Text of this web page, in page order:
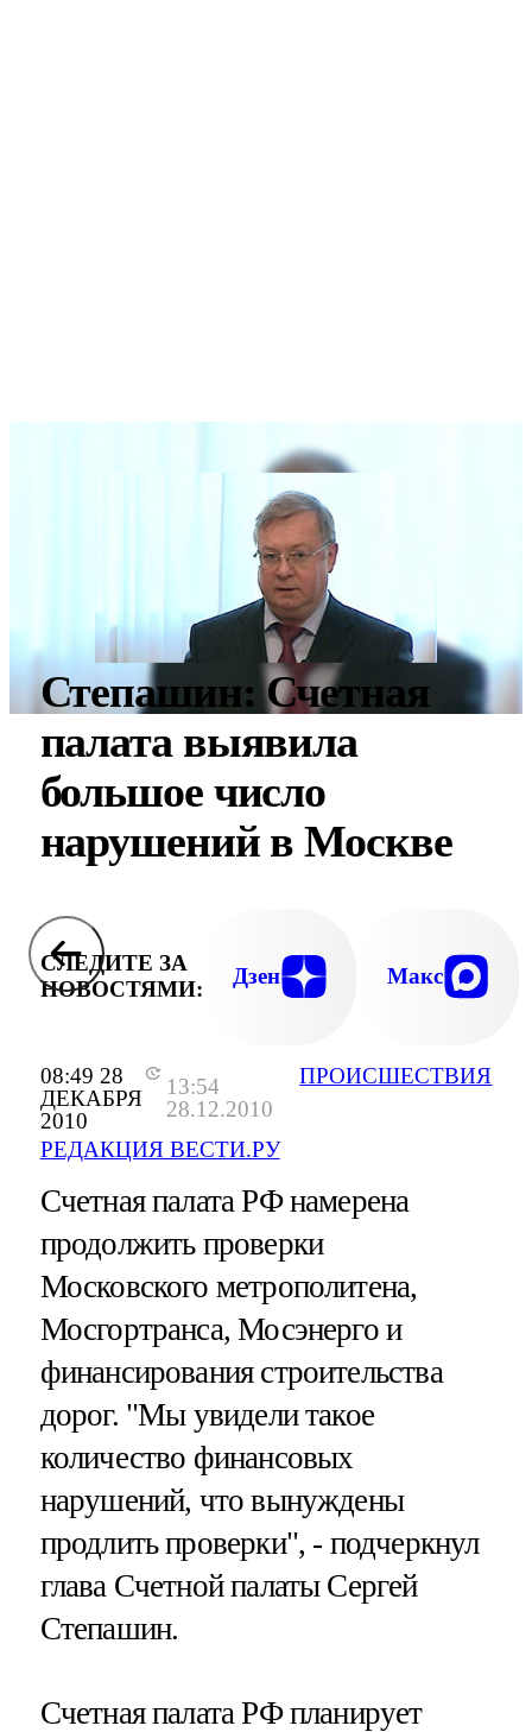
08:49 28
ДЕКАБРЯ
2010
13:54
28.12.2010
РЕДАКЦИЯ ВЕСТИ.РУ
ПРОИСШЕСТВИЯ
Степашин: Счетная
палата выявила
большое число
нарушений в Москве
СЛЕДИТЕ ЗА
НОВОСТЯМИ:
Дзен Макс
Счетная палата РФ намерена
продолжить проверки
Московского метрополитена,
Мосгортранса, Мосэнерго и
финансирования строительства
дорог. "Мы увидели такое
количество финансовых
нарушений, что вынуждены
продлить проверки", - подчеркнул
глава Счетной палаты Сергей
Степашин.
Счетная палата РФ планирует